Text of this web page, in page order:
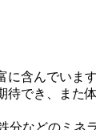
含んでいます
待でき、また
分などのミネ